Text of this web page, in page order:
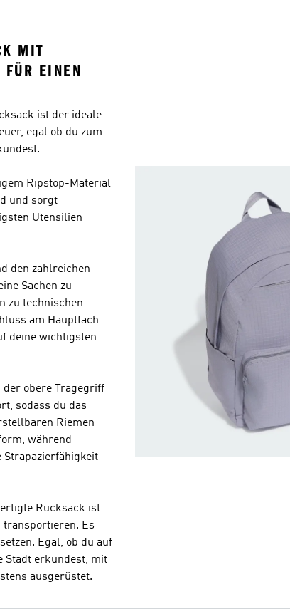
MIT
FÜR EINEN
ist der ideale
egal ob du zum
Ripstop-Material
und sorgt
Utensilien
den zahlreichen
Sachen zu
zu technischen
am Hauptfach
deine wichtigsten
obere Tragegriff
sodass du das
Riemen
während
Strapazierfähigkeit
Rucksack ist
transportieren. Es
Egal, ob du auf
Stadt erkundest, mit
ausgerüstet.